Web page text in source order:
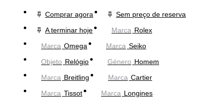
Comprar agora
Sem preço de reserva
A terminar hoje
Marca Rolex
Marca Omega Marca Seiko
Objeto Relógio Género Homem
Marca Breitling Marca Cartier
Marca Tissot Marca Longines